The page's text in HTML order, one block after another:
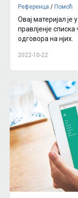
Референца / Помоћ
Овај материјал је
правлjенjе списка
одговора на нjих.
2022-10-22